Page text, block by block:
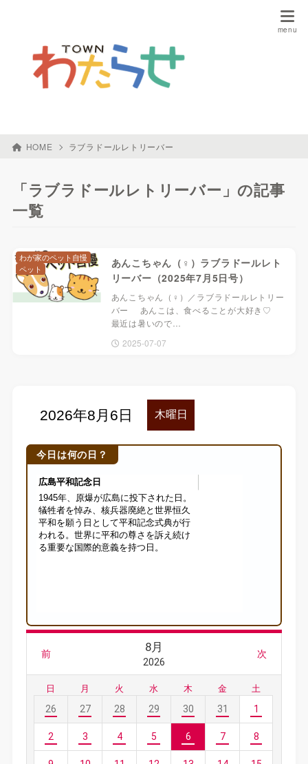
HOME ラブラドールレトリーバー
「ラブラドールレトリーバー」の記事
一覧
あんこちゃん（♀）ラブラドールレト
リーバー（2025年7月5日号）
あんこちゃん（♀）／ラブラドールレトリー
バー あんこは、食べることが大好き♡
最近は暑いので…
2025-07-07
わが家のペット自慢
ペット
今日は何の日？